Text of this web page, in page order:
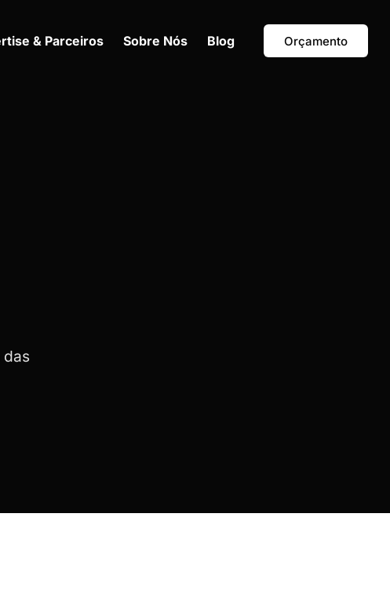
& Parceiros Sobre Nós Blog Orçamento